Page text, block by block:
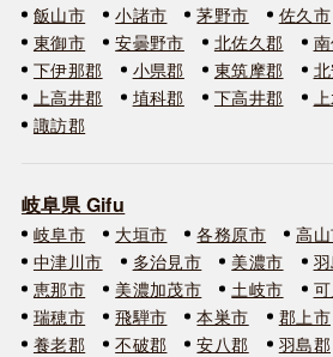
飯山市
小諸市 茅野市 佐久市
東御市
安曇野市 北佐久郡
下伊那郡
小県郡 東筑摩郡
上高井郡
埴科郡 下高井郡
諏訪郡
岐阜県 Gifu
岐阜市 大垣市 各務原市 高
中津川市
多治見市 美濃市
恵那市
美濃加茂市 土岐市
瑞穂市
飛騨市 本巣市 郡上市
養老郡
不破郡 安八郡 羽島郡